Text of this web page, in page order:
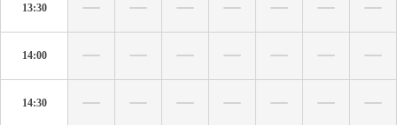
13:30
14:00
14:30